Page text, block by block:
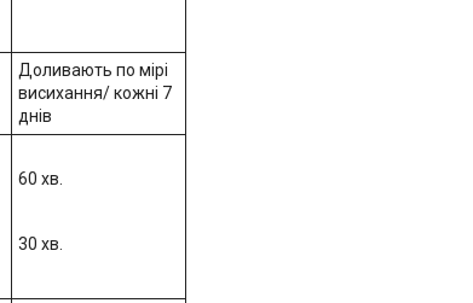
Доливають по мірі
висихання/ кожні 7
днів
60 хв.
30 хв.